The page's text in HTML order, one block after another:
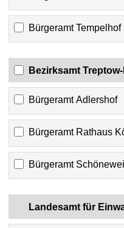
Bürgeramt Tempelhof
Bezirksamt
Bürgeramt Adlershof
Bürgeramt Rathaus
Bürgeramt
Landesamt für